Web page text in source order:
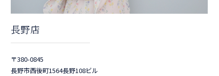
長野店
〒380-0845
長野市西後町1564長野108ビル